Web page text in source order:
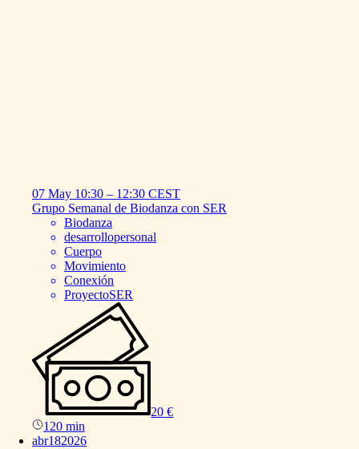
07 May 10:30 – 12:30 CEST
Grupo Semanal de Biodanza con SER
Biodanza
desarrollopersonal
Cuerpo
Movimiento
Conexión
ProyectoSER
20 €
120 min
abr182026